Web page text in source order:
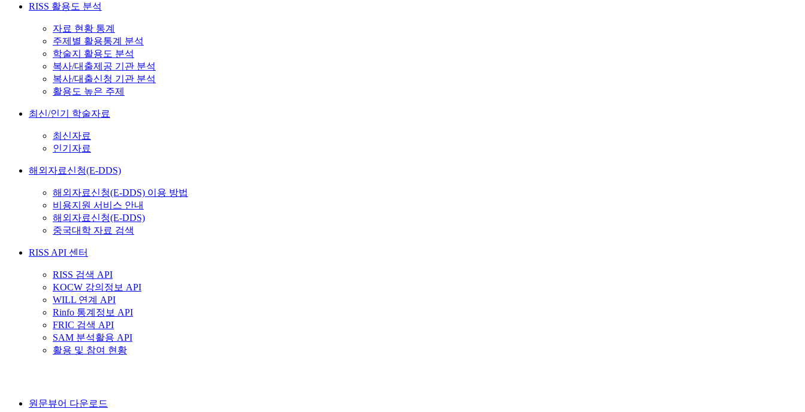
RISS 활용도 분석
자료 현황 통계
주제별 활용통계 분석
학술지 활용도 분석
복사/대출제공 기관 분석
복사/대출신청 기관 분석
활용도 높은 주제
최신/인기 학술자료
최신자료
인기자료
해외자료신청(E-DDS)
해외자료신청(E-DDS) 이용 방법
비용지원 서비스 안내
해외자료신청(E-DDS)
중국대학 자료 검색
RISS API 센터
RISS 검색 API
KOCW 강의정보 API
WILL 연계 API
Rinfo 통계정보 API
FRIC 검색 API
SAM 분석활용 API
활용 및 참여 현황
원문뷰어 다운로드